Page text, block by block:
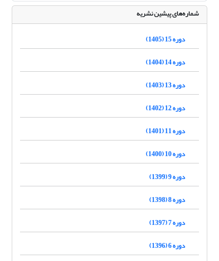
شماره‌های پیشین نشریه
دوره 15 (1405)
دوره 14 (1404)
دوره 13 (1403)
دوره 12 (1402)
دوره 11 (1401)
دوره 10 (1400)
دوره 9 (1399)
دوره 8 (1398)
دوره 7 (1397)
دوره 6 (1396)